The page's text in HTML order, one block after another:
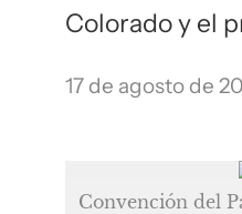
Colorado y el
17 de agosto de
Convención del